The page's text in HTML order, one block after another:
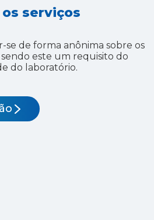
serviços
se de forma anônima sobre os
este um requisito do
do laboratório.